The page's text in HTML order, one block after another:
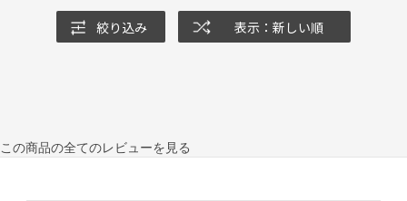
絞り込み 表示：新しい順
この商品の全てのレビューを見る